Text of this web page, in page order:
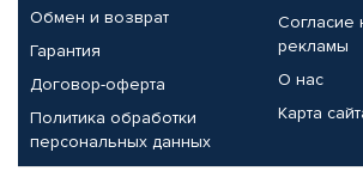
Обмен и возврат
Гарантия
Договор-оферта
Политика обработки
персональных данных
Согласие
рекламы
О нас
Карта